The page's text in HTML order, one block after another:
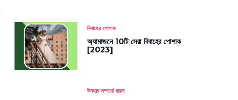
বিবাহের পোশাক
অ্যামাজনে 10টি সেরা বিবাহের পোশাক
[2023]
উপহার সম্পর্কে ধারনা